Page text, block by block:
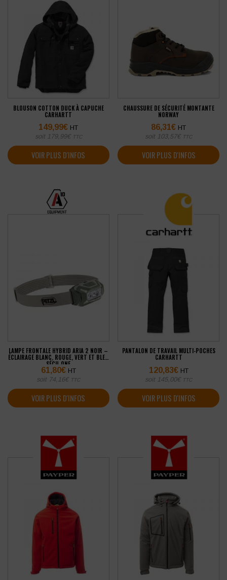
BLOUSON COTTON DUCK À CAPUCHE
CARHARTT
149,99€ HT
soit 179,99€ TTC
VOIR PLUS D'INFOS
CHAUSSURE DE SÉCURITÉ MONTANTE
NORWAY
86,31€ HT
soit 103,57€ TTC
VOIR PLUS D'INFOS
LAMPE FRONTALE HYBRID ARIA 2 NOIR –
ÉCLAIRAGE BLANC, ROUGE, VERT ET BLEU
SÉCU-ONE
61,80€ HT
soit 74,16€ TTC
VOIR PLUS D'INFOS
PANTALON DE TRAVAIL MULTI-POCHES
CARHARTT
120,83€ HT
soit 145,00€ TTC
VOIR PLUS D'INFOS